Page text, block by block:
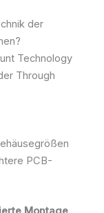
der
Technology
Through
PCB-